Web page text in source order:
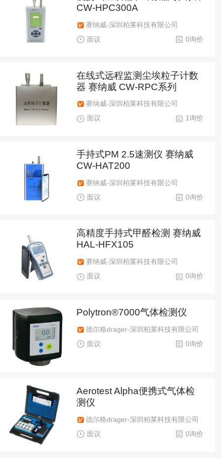
CW-HPC300A
赛纳威-深圳柏莱科技有限公司
0询价
面议
在线式远程监测尘埃粒子计数
器 赛纳威 CW-RPC系列
赛纳威-深圳柏莱科技有限公司
1询价
面议
手持式PM 2.5速测仪 赛纳威
CW-HAT200
赛纳威-深圳柏莱科技有限公司
0询价
面议
高精度手持式甲醛检测 赛纳威
HAL-HFX105
赛纳威-深圳柏莱科技有限公司
0询价
面议
Polytron®7000气体检测仪
德尔格drager-深圳柏莱科技有限公司
0询价
面议
Aerotest Alpha便携式气体检
测仪
德尔格drager-深圳柏莱科技有限公司
0询价
面议